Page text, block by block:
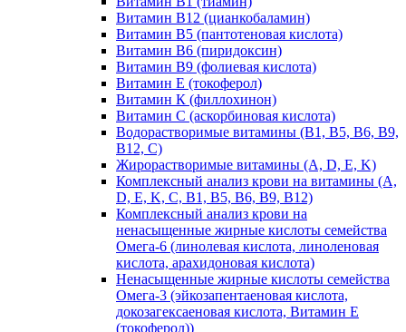
Витамин В12 (цианкобаламин)
Витамин В5 (пантотеновая кислота)
Витамин В6 (пиридоксин)
Витамин В9 (фолиевая кислота)
Витамин Е (токоферол)
Витамин К (филлохинон)
Витамин С (аскорбиновая кислота)
Водорастворимые витамины (B1, B5, B6, В9,
В12, С)
Жирорастворимые витамины (A, D, E, K)
Комплексный анализ крови на витамины (A,
D, E, K, C, B1, B5, B6, В9, B12)
Комплексный анализ крови на
ненасыщенные жирные кислоты семейства
Омега-6 (линолевая кислота, линоленовая
кислота, арахидоновая кислота)
Ненасыщенные жирные кислоты семейства
Омега-3 (эйкозапентаеновая кислота,
докозагексаеновая кислота, Витамин E
(токоферол))